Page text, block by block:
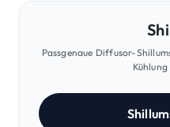
Passgenaue Diffusor-
Kühlung